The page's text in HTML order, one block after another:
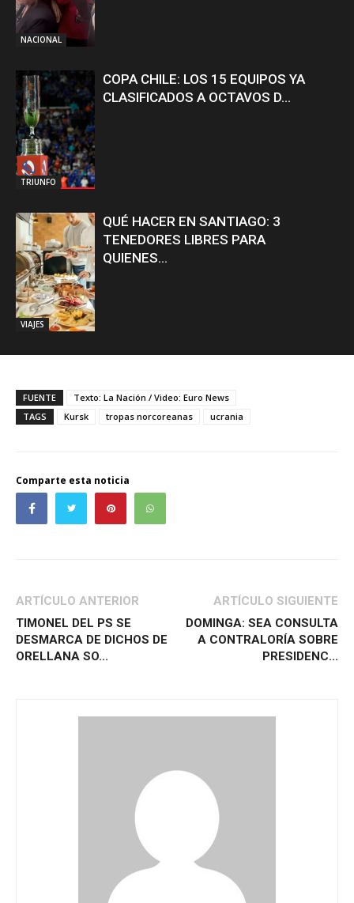
NACIONAL
TRIUNFO
COPA CHILE: LOS 15 EQUIPOS YA
CLASIFICADOS A OCTAVOS D...
VIAJES
QUÉ HACER EN SANTIAGO: 3
TENEDORES LIBRES PARA
QUIENES...
FUENTE
Texto: La Nación / Video: Euro News
TAGS
Kursk tropas norcoreanas ucrania
Comparte esta noticia
ARTÍCULO ANTERIOR
TIMONEL DEL PS SE
DESMARCA DE DICHOS DE
ORELLANA SO...
ARTÍCULO SIGUIENTE
DOMINGA: SEA CONSULTA
A CONTRALORÍA SOBRE
PRESIDENC...